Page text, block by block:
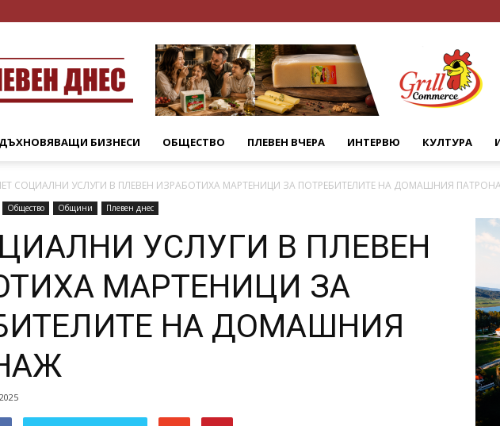
БИЗНЕСИ ОБЩЕСТВО ПЛЕВЕН ВЧЕРА ИНТЕРВЮ КУЛТУРА
СОЦИАЛНИ УСЛУГИ В ПЛЕВЕН ИЗРАБОТИХА МАРТЕНИЦИ ЗА ПОТРЕБИТЕЛИТЕ НА ДОМАШНИЯ
Общество Общини Плевен днес
УСЛУГИ В ПЛЕВЕН
МАРТЕНИЦИ ЗА
НА ДОМАШНИЯ